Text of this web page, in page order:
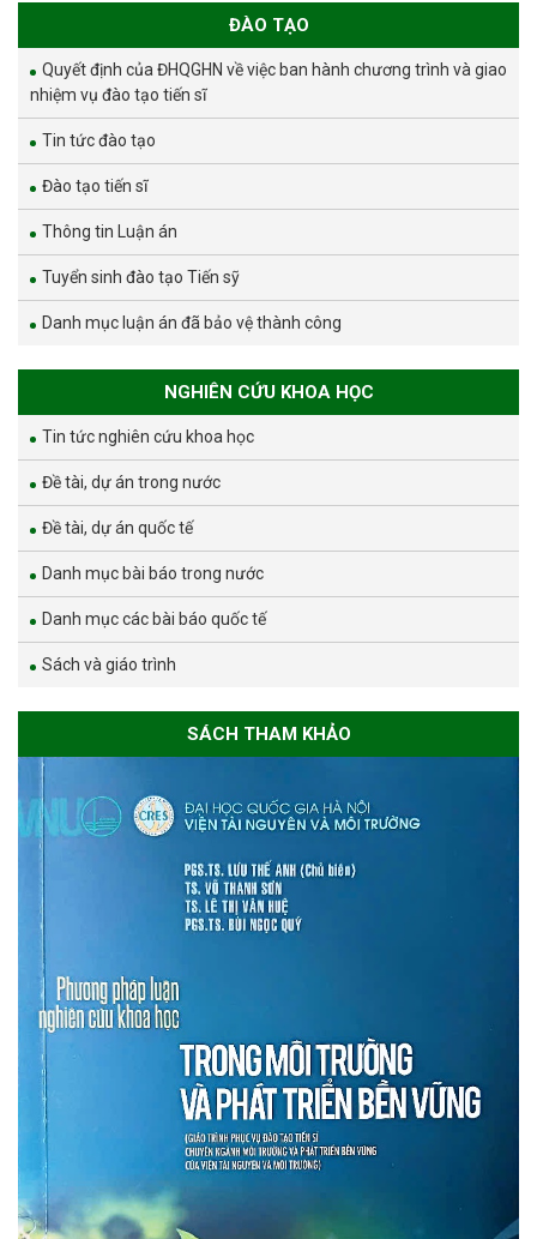
ĐÀO TẠO
Quyết định của ĐHQGHN về việc ban hành chương trình và giao
nhiệm vụ đào tạo tiến sĩ
Tin tức đào tạo
Đào tạo tiến sĩ
Thông tin Luận án
Tuyển sinh đào tạo Tiến sỹ
Danh mục luận án đã bảo vệ thành công
NGHIÊN CỨU KHOA HỌC
Tin tức nghiên cứu khoa học
Đề tài, dự án trong nước
Đề tài, dự án quốc tế
Danh mục bài báo trong nước
Danh mục các bài báo quốc tế
Sách và giáo trình
SÁCH THAM KHẢO